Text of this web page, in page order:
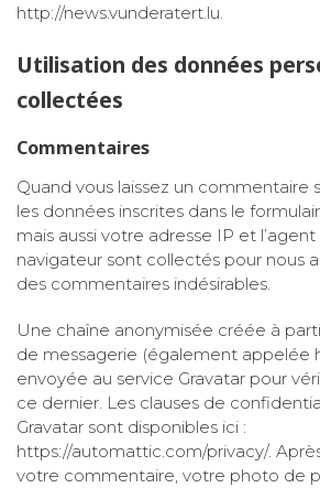
http://news.vunderatert.lu.
Utilisation des données
collectées
Commentaires
Quand vous laissez un commentaire
les données inscrites dans le
mais aussi votre adresse IP et
navigateur sont collectés pour nous
des commentaires indésirables.
Une chaîne anonymisée créée à
de messagerie (également appelée
envoyée au service Gravatar pour
ce dernier. Les clauses de
Gravatar sont disponibles ici :
https://automattic.com/privacy/.
votre commentaire, votre photo de